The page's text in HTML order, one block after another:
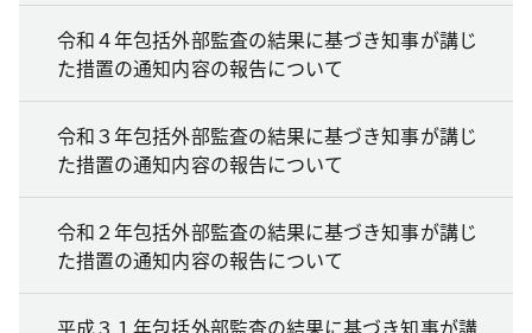
令和４年包括外部監査の結果に基づき知事が講じ
た措置の通知内容の報告について
令和３年包括外部監査の結果に基づき知事が講じ
た措置の通知内容の報告について
令和２年包括外部監査の結果に基づき知事が講じ
た措置の通知内容の報告について
平成３１年包括外部監査の結果に基づき知事が講